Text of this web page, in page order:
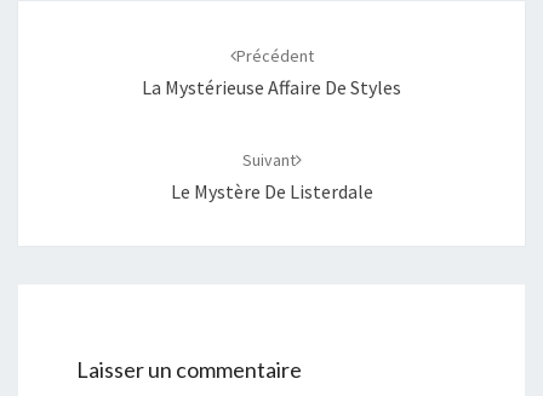
Précédent
La Mystérieuse Affaire De Styles
Suivant
Le Mystère De Listerdale
Laisser un commentaire